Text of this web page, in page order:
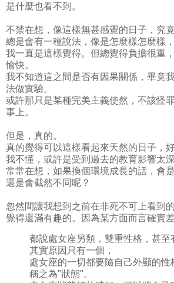
是什麼也看不到。
不禁在想，像這樣無甚感覺的日子，究
總是會有一種說法，像是怎麼樣怎麼樣
我一直是這樣覺得。但總覺得負擔很重
愉快。
我不知道這之間是否有因果關係，畢竟
法做實驗。
或許那只是某種完美主義使然，不該怪
事上。
但是，真的。
真的覺得可以這樣看起來天然的日子，
我不懂，或許是受到過去的教育影響太深
常常在想，如果換個環境成長的話，會
還是會截然不同呢？
忽然間讓我想到之前在非死不可上看到的
覺得還滿有趣的。因為某方面而言確實
都說處女座另類，雙重性格，甚至
其實原因只有一個，
處女座的一切都要隨自己外顯的性
稱之為"狀態"。